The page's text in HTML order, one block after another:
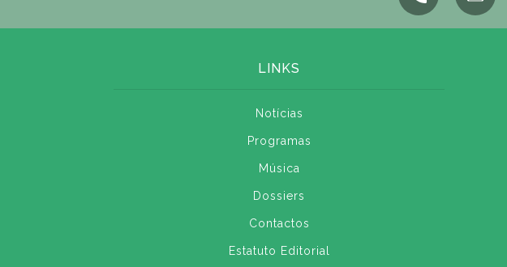
LINKS
Notícias
Programas
Música
Dossiers
Contactos
Estatuto Editorial